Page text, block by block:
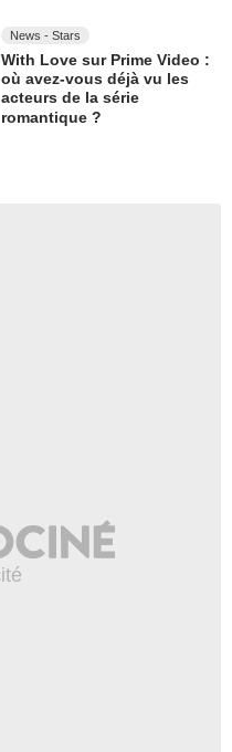
News - Stars
With Love sur Prime Video :
où avez-vous déjà vu les
acteurs de la série
romantique ?